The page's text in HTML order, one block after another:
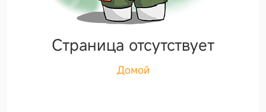
Страница отсутствует
Домой